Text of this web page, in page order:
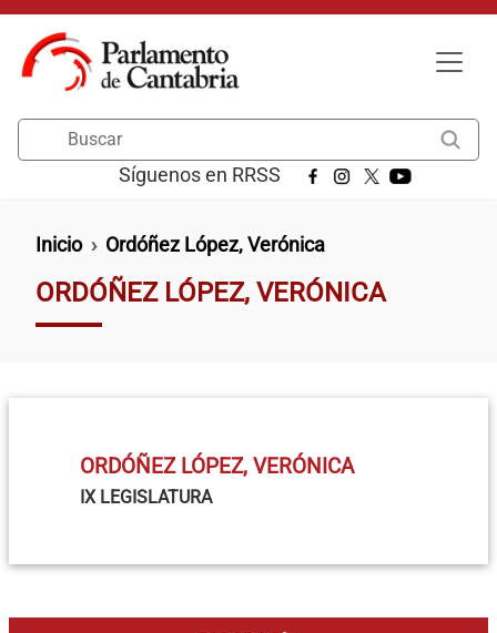
Pasar al contenido principal
Síguenos en RRSS
Ruta de navegación
Inicio Ordóñez López, Verónica
ORDÓÑEZ LÓPEZ, VERÓNICA
ORDÓÑEZ LÓPEZ, VERÓNICA
IX LEGISLATURA